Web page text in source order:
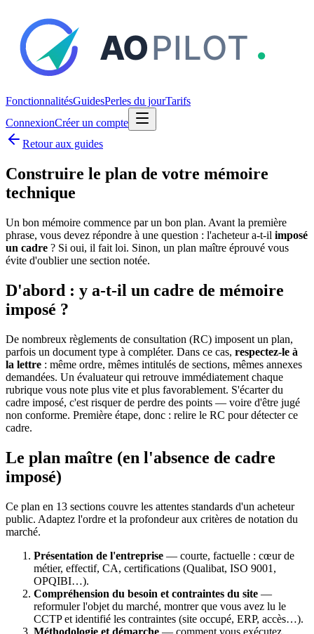
FonctionnalitésGuidesPerles du jourTarifs
ConnexionCréer un compte
Retour aux guides
Construire le plan de votre mémoire
technique
Un bon mémoire commence par un bon plan. Avant la première
phrase, vous devez répondre à une question : l'acheteur a-t-il imposé
un cadre ? Si oui, il fait loi. Sinon, un plan maître éprouvé vous
évite d'oublier une section notée.
D'abord : y a-t-il un cadre de mémoire
imposé ?
De nombreux règlements de consultation (RC) imposent un plan,
parfois un document type à compléter. Dans ce cas, respectez-le à
la lettre : même ordre, mêmes intitulés de sections, mêmes annexes
demandées. Un évaluateur qui retrouve immédiatement chaque
rubrique vous note plus vite et plus favorablement. S'écarter du
cadre imposé, c'est risquer de perdre des points — voire d'être jugé
non conforme. Première étape, donc : relire le RC pour détecter ce
cadre.
Le plan maître (en l'absence de cadre
imposé)
Ce plan en 13 sections couvre les attentes standards d'un acheteur
public. Adaptez l'ordre et la profondeur aux critères de notation du
marché.
Présentation de l'entreprise — courte, factuelle : cœur de
métier, effectif, CA, certifications (Qualibat, ISO 9001,
OPQIBI…).
Compréhension du besoin et contraintes du site —
reformuler l'objet du marché, montrer que vous avez lu le
CCTP et identifié les contraintes (site occupé, ERP, accès…).
Méthodologie et démarche — comment vous exécutez,